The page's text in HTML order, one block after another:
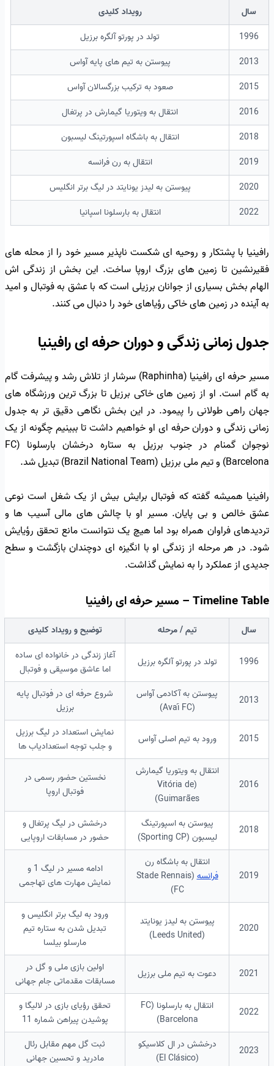
سال
رویداد کلیدی
1996
تولد در پورتو آلگره برزیل
2013
پیوستن به تیم های پایه آواس
2015
صعود به ترکیب بزرگسالان آواس
2016
انتقال به ویتوریا گیمارش در پرتغال
2018
انتقال به باشگاه اسپورتینگ لیسبون
2019
انتقال به رن فرانسه
2020
پیوستن به لیدز یونایتد در لیگ برتر انگلیس
2022
انتقال به بارسلونا اسپانیا
رافینیا با پشتکار و روحیه ای شکست ناپذیر مسیر خود را از محله های
فقیرنشین تا زمین های بزرگ اروپا ساخت. این بخش از زندگی اش
الهام بخش بسیاری از جوانان برزیلی است که با عشق به فوتبال و امید
به آینده در زمین های خاکی رؤیاهای خود را دنبال می کنند.
جدول زمانی زندگی و دوران حرفه ای رافینیا
مسیر حرفه ای رافینیا (Raphinha) سرشار از تلاش رشد و پیشرفت گام
به گام است. او از زمین های خاکی برزیل تا بزرگ ترین ورزشگاه های
جهان راهی طولانی را پیمود. در این بخش نگاهی دقیق تر به جدول
زمانی زندگی و دوران حرفه ای او خواهیم داشت تا ببینیم چگونه از یک
نوجوان گمنام در جنوب برزیل به ستاره درخشان بارسلونا (FC
Barcelona) و تیم ملی برزیل (Brazil National Team) تبدیل شد.
رافینیا همیشه گفته که فوتبال برایش بیش از یک شغل است نوعی
عشق خالص و بی پایان. مسیر او با چالش های مالی آسیب ها و
تردیدهای فراوان همراه بود اما هیچ یک نتوانست مانع تحقق رؤیایش
شود. در هر مرحله از زندگی او با انگیزه ای دوچندان بازگشت و سطح
جدیدی از عملکرد را به نمایش گذاشت.
Timeline Table – مسیر حرفه ای رافینیا
سال تیم / مرحله توضیح و رویداد کلیدی
1996 تولد در پورتو آلگره برزیل
آغاز زندگی در خانواده ای ساده
اما عاشق موسیقی و فوتبال
2013
پیوستن به آکادمی آواس
(Avaí FC)
شروع حرفه ای در فوتبال پایه
برزیل
2015 ورود به تیم اصلی آواس
نمایش استعداد در لیگ برزیل
و جلب توجه استعدادیاب ها
2016
انتقال به ویتوریا گیمارش
(Vitória de
Guimarães)
نخستین حضور رسمی در
فوتبال اروپا
2018
پیوستن به اسپورتینگ
لیسبون (Sporting CP)
درخشش در لیگ پرتغال و
حضور در مسابقات اروپایی
2019
انتقال به باشگاه رن
فرانسه (Stade Rennais
FC)
ادامه مسیر در لیگ 1 و
نمایش مهارت های تهاجمی
2020
پیوستن به لیدز یونایتد
(Leeds United)
ورود به لیگ برتر انگلیس و
تبدیل شدن به ستاره تیم
مارسلو بیلسا
2021 دعوت به تیم ملی برزیل
اولین بازی ملی و گل در
مسابقات مقدماتی جام جهانی
2022
انتقال به بارسلونا (FC
Barcelona)
تحقق رؤیای بازی در لالیگا و
پوشیدن پیراهن شماره 11
2023
درخشش در ال کلاسیکو
(El Clásico)
ثبت گل مهم مقابل رئال
مادرید و تحسین جهانی